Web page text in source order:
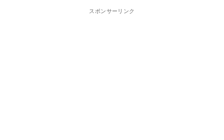
スポンサーリンク